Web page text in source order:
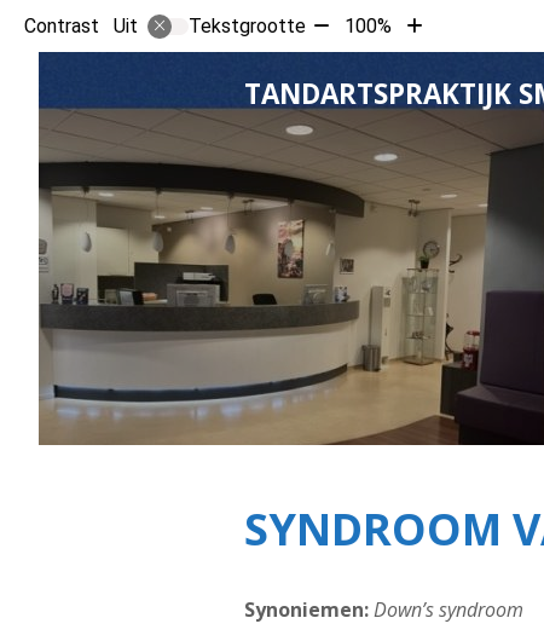
Contrast Uit Tekstgrootte Tekst
verkleinen
10%
100%
Tekst
vergroten
10%
TANDARTSPRAKTIJK
SYNDROOM
Synoniemen:Down’s syndroom